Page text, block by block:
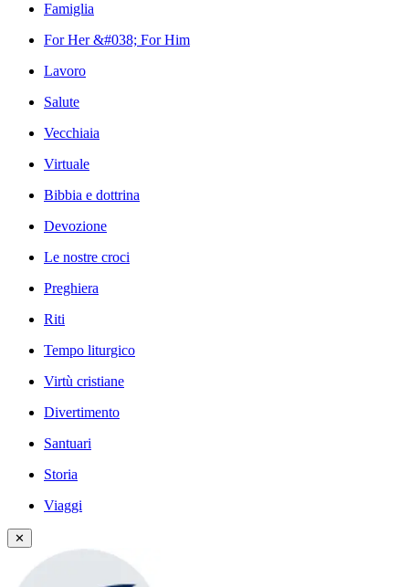
Famiglia
For Her &#038; For Him
Lavoro
Salute
Vecchiaia
Virtuale
Bibbia e dottrina
Devozione
Le nostre croci
Preghiera
Riti
Tempo liturgico
Virtù cristiane
Divertimento
Santuari
Storia
Viaggi
✕